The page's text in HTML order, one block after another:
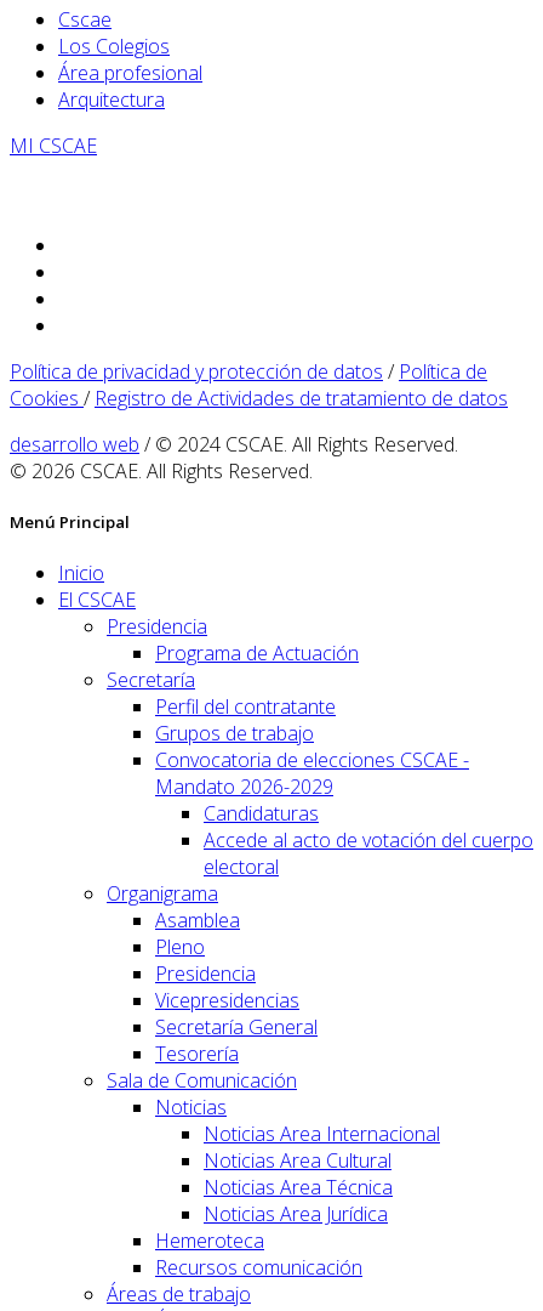
Cscae
Los Colegios
Área profesional
Arquitectura
MI CSCAE
Política de privacidad y protección de datos / Política de
Cookies / Registro de Actividades de tratamiento de datos
desarrollo web / © 2024 CSCAE. All Rights Reserved.
© 2026 CSCAE. All Rights Reserved.
Menú Principal
Inicio
El CSCAE
Presidencia
Programa de Actuación
Secretaría
Perfil del contratante
Grupos de trabajo
Convocatoria de elecciones CSCAE -
Mandato 2026-2029
Candidaturas
Accede al acto de votación del cuerpo
electoral
Organigrama
Asamblea
Pleno
Presidencia
Vicepresidencias
Secretaría General
Tesorería
Sala de Comunicación
Noticias
Noticias Area Internacional
Noticias Area Cultural
Noticias Area Técnica
Noticias Area Jurídica
Hemeroteca
Recursos comunicación
Áreas de trabajo